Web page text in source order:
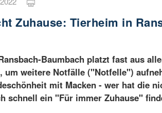
Zuhause: Tierheim in
Baumbach platzt fast aus
um weitere Notfälle ("Notfelle")
mit Macken - wer hat die
schnell ein "Für immer Zuhause"